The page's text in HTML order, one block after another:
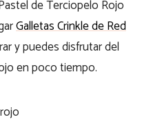
de Terciopelo Rojo
Galletas Crinkle de Red
y puedes disfrutar del
en poco tiempo.